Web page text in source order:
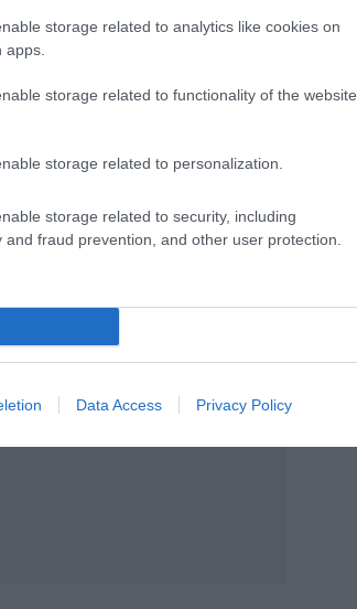
storage related to analytics like cookies on
storage related to functionality of the website
storage related to personalization.
storage related to security, including
fraud prevention, and other user protection.
Data Access Privacy Policy
σε γλάστρες με τη μέθοδο
αρχή.